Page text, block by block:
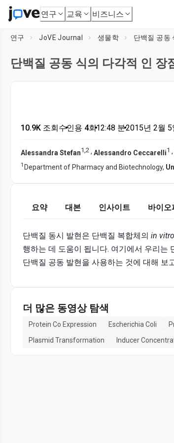
연구 교육 비즈니스
연구 JoVE Journal 생물학 단백질 공동
단백질 공동 식의 다각적 인 장
10.9K 조회수•인용 4회•12:48 분•2015년 2월 5
Alessandra Stefan1,2 , Alessandro Ceccarelli1 ,
1 Department of Pharmacy and Biotechnology,
요약 대본 인사이트 바이오
단백질 동시 발현은 단백질 복합체의 in vitro
행하는 데 도움이 됩니다. 여기에서 우리는
단백질 공동 발현을 사용하는 것에 대해 보
더 많은 동영상 탐색
Protein Co Expression Escherichia Coli
Plasmid Transformation
Inducer